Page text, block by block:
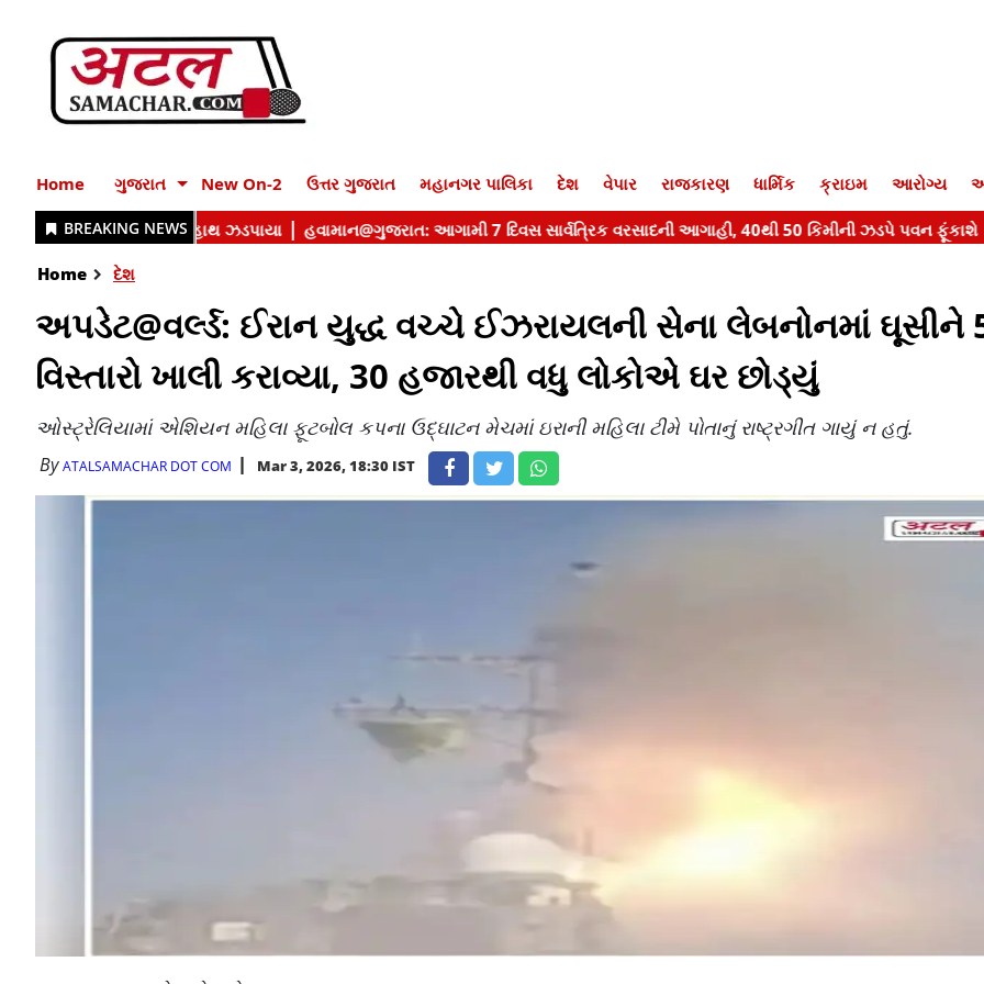
Home ગુજરાત New On-2 ઉત્તર ગુજરાત મહાનગર પાલિકા દેશ વેપાર રાજકારણ ધાર્મિક ક્રાઇમ આરોગ્ય
Home દેશ
અપડેટ@વર્લ્ડ: ઈરાન યુદ્ધ વચ્ચે ઈઝરાયલની સેના લેબનોનમાં ઘૂસીને
વિસ્તારો ખાલી કરાવ્યા, 30 હજારથી વધુ લોકોએ ઘર છોડ્યું
ઓસ્ટ્રેલિયામાં એશિયન મહિલા ફૂટબોલ કપના ઉદ્ઘાટન મેચમાં ઇરાની મહિલા ટીમે પોતાનું રાષ્ટ્રગીત ગાયું ન હતું.
ByATALSAMACHAR DOT COM Mar 3, 2026, 18:30 IST